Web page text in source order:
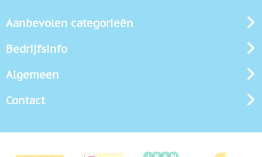
Aanbevolen categorieën
Bedrijfsinfo
Algemeen
Contact